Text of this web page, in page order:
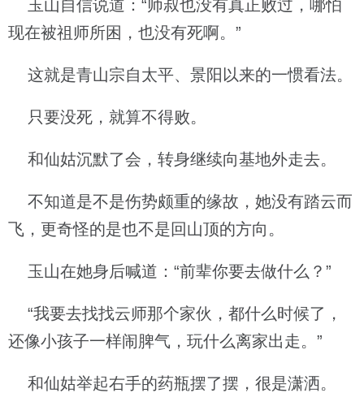
玉山自信说道：“师叔也没有真正败过，哪怕
现在被祖师所困，也没有死啊。”
这就是青山宗自太平、景阳以来的一惯看法。
只要没死，就算不得败。
和仙姑沉默了会，转身继续向基地外走去。
不知道是不是伤势颇重的缘故，她没有踏云而
飞，更奇怪的是也不是回山顶的方向。
玉山在她身后喊道：“前辈你要去做什么？”
“我要去找找云师那个家伙，都什么时候了，
还像小孩子一样闹脾气，玩什么离家出走。”
和仙姑举起右手的药瓶摆了摆，很是潇洒。